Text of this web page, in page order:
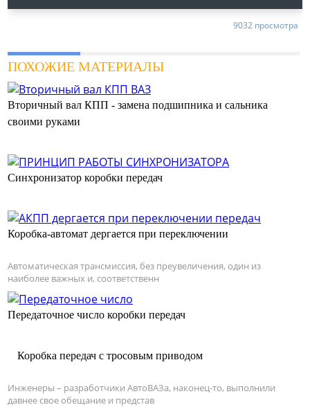
9032 просмотра
ПОХОЖИЕ МАТЕРИАЛЫ
Вторичный вал КПП - замена подшипника и сальника
своими руками
Синхронизатор коробки передач
Коробка-автомат дергается при переключении
Автоматическая трансмиссия, без преувеличения, один из
наиболее важных и, соответственн
Передаточное число коробки передач
Коробка передач с тросовым приводом
Инженеры – разработчики АвтоВАЗа, наконец-то, выполнили
давнее свое обещание и представ